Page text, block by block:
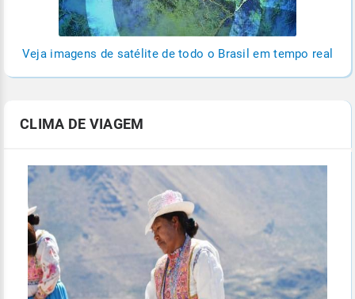
Veja imagens de satélite de todo o Brasil em tempo real
CLIMA DE VIAGEM